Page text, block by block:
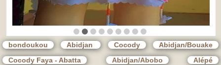
bondoukou Abidjan Cocody
Abidjan/Bouake
Cocody Faya - Abatta
Abidjan/Abobo
Alépé